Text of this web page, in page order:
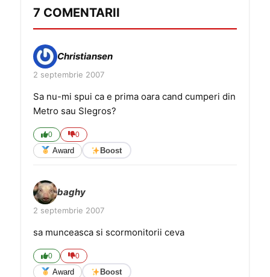
7 COMENTARII
Christiansen
2 septembrie 2007
Sa nu-mi spui ca e prima oara cand cumperi din
Metro sau Slegros?
0 0
Award Boost
baghy
2 septembrie 2007
sa munceasca si scormonitorii ceva
0 0
Award Boost